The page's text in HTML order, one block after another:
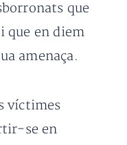
que
que en diem
amenaça.
víctimes
se en